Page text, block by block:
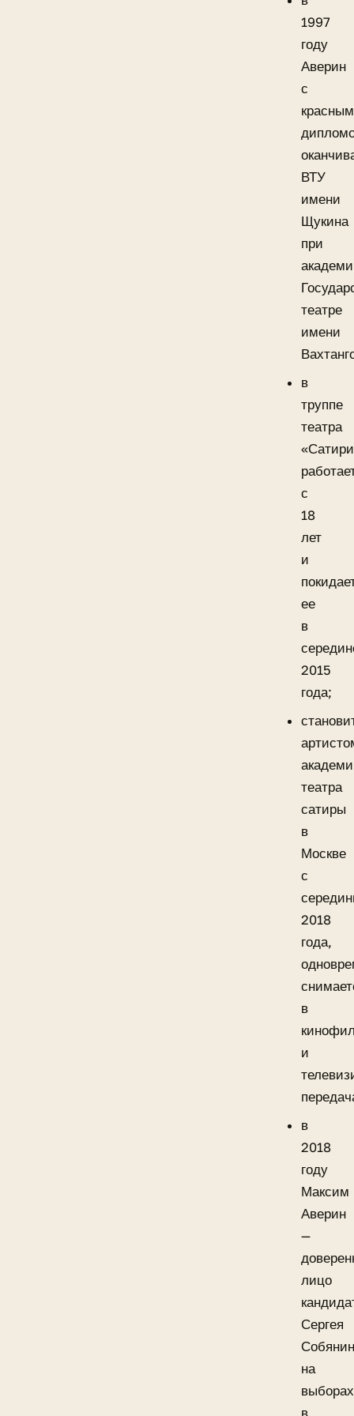
1997
году
Аверин
с
красным
ВТУ
имени
Щукина
при
театре
имени
в
труппе
театра
с
18
лет
и
ее
в
2015
года;
театра
сатиры
в
Москве
с
2018
года,
в
и
в
2018
году
Максим
Аверин
—
лицо
Сергея
на
выборах
в